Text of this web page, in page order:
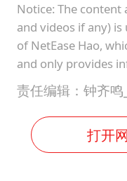
Notice: The
and videos if any)
of NetEase Hao,
and only provides
责任编辑：钟齐鸣
打开